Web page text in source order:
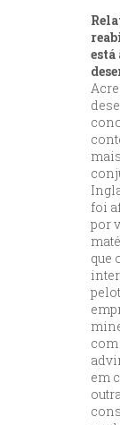
está
foi
por
que
em